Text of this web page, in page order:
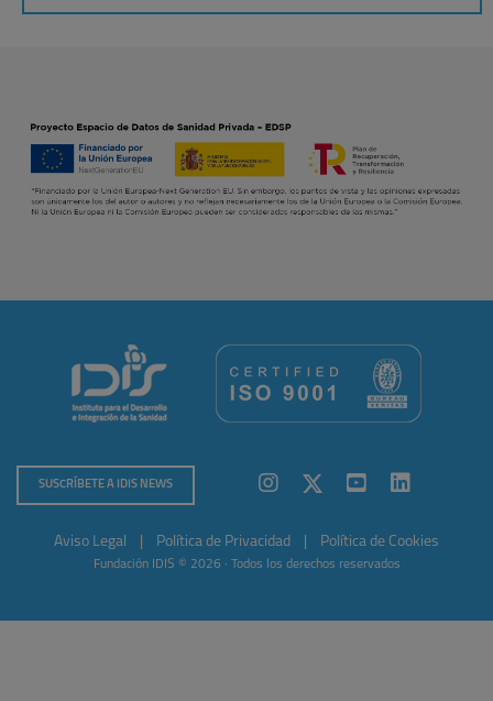
SUSCRÍBETE A IDIS NEWS
Aviso Legal Política de Privacidad Política de Cookies
Fundación IDIS © 2026 · Todos los derechos reservados